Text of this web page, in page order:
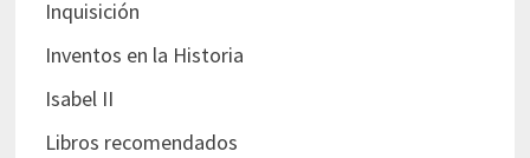
Inquisición
Inventos en la Historia
Isabel II
Libros recomendados